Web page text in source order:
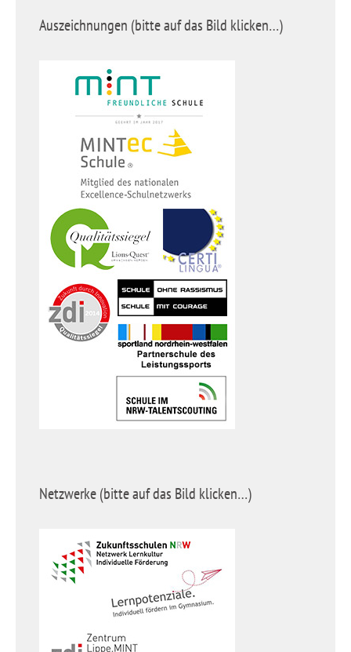
Auszeichnungen (bitte auf das Bild klicken…)
Netzwerke (bitte auf das Bild klicken…)